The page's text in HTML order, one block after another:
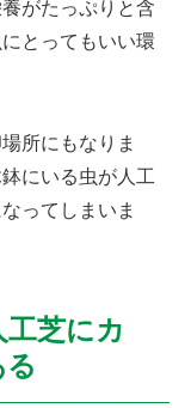
がたっぷりと含
とってもいい環
所にもなりま
にいる虫が人工
ってしまいま
芝にカ